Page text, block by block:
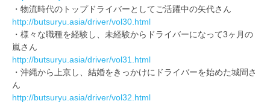
・物流時代のトップドライバーとしてご活躍中の矢代さん
http://butsuryu.asia/driver/vol30.html
・様々な職種を経験し、未経験からドライバーになって3ヶ月の
嵐さん
http://butsuryu.asia/driver/vol31.html
・沖縄から上京し、結婚をきっかけにドライバーを始めた城間さ
ん
http://butsuryu.asia/driver/vol32.html